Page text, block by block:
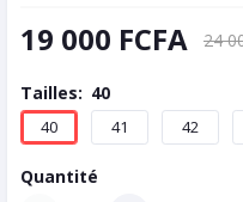
19 000 FCFA 24
Tailles: 40
40 41 42
Quantité